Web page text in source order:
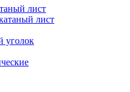
лист
лист
уголок